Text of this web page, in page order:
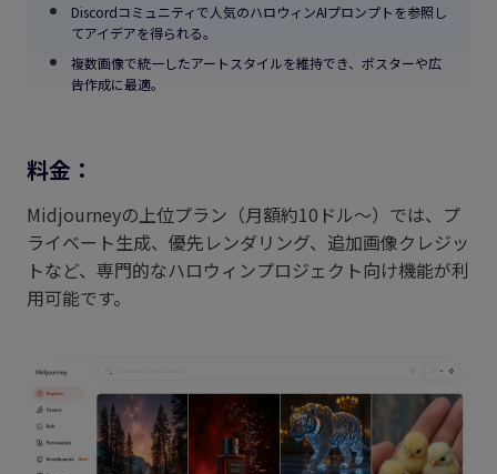
Discordコミュニティで人気のハロウィンAIプロンプトを参照し
てアイデアを得られる。
複数画像で統一したアートスタイルを維持でき、ポスターや広
告作成に最適。
料金：
Midjourneyの上位プラン（月額約10ドル〜）では、プ
ライベート生成、優先レンダリング、追加画像クレジッ
トなど、専門的なハロウィンプロジェクト向け機能が利
用可能です。